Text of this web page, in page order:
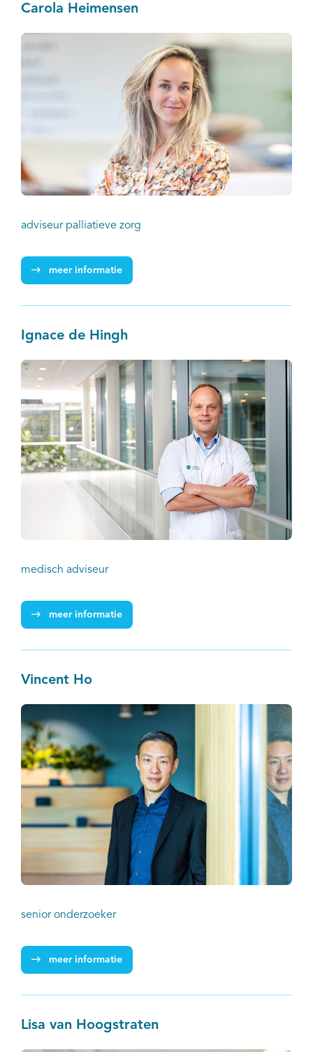
Carola Heimensen
adviseur palliatieve zorg
meer informatie
Ignace de Hingh
medisch adviseur
meer informatie
Vincent Ho
senior onderzoeker
meer informatie
Lisa van Hoogstraten